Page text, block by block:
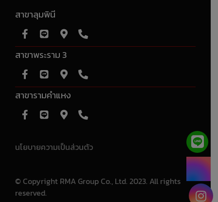
สาขาลุมพินี
สาขาพระราม 3
สาขารามคำแหง
นโยบายความเป็นส่วนตัว
© Copyright RMA Group Co., Ltd. 2023. All rights
reserved.